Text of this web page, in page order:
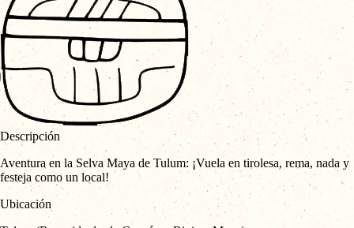
Descripción
Aventura en la Selva Maya de Tulum: ¡Vuela en tirolesa, rema, nada y
festeja como un local!
Ubicación